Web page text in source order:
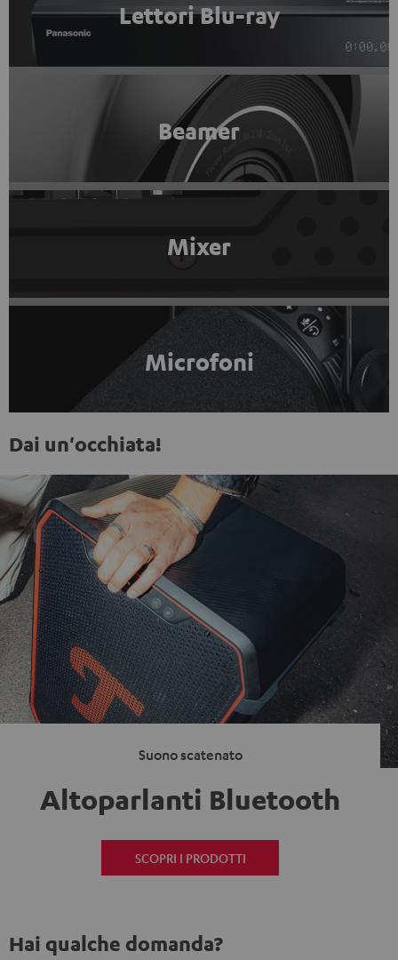
Lettori Blu-ray
Beamer
Mixer
Microfoni
Dai un'occhiata!
Suono scatenato
Altoparlanti Bluetooth
SCOPRI I PRODOTTI
Hai qualche domanda?